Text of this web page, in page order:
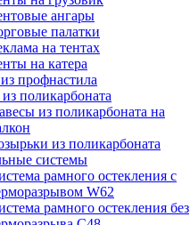
ангары
палатки
на тентах
на катера
профнастила
поликарбоната
из поликарбоната на
из поликарбоната
системы
рамного остекления с
W62
рамного остекления без